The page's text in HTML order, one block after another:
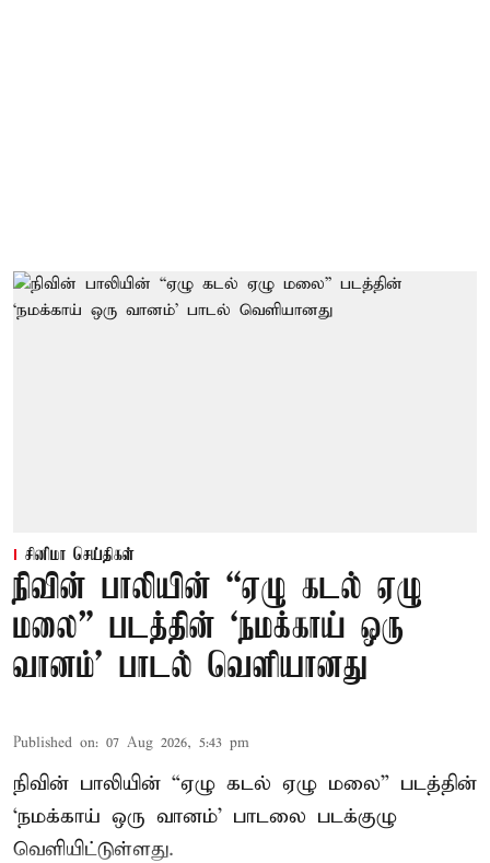
சினிமா செய்திகள்
நிவின் பாலியின் “ஏழு கடல் ஏழு
மலை” படத்தின் ‘நமக்காய் ஒரு
வானம்’ பாடல் வெளியானது
Published on: 07 Aug 2026, 5:43 pm
நிவின் பாலியின் “ஏழு கடல் ஏழு மலை” படத்தின்
‘நமக்காய் ஒரு வானம்’ பாடலை படக்குழு
வெளியிட்டுள்ளது.